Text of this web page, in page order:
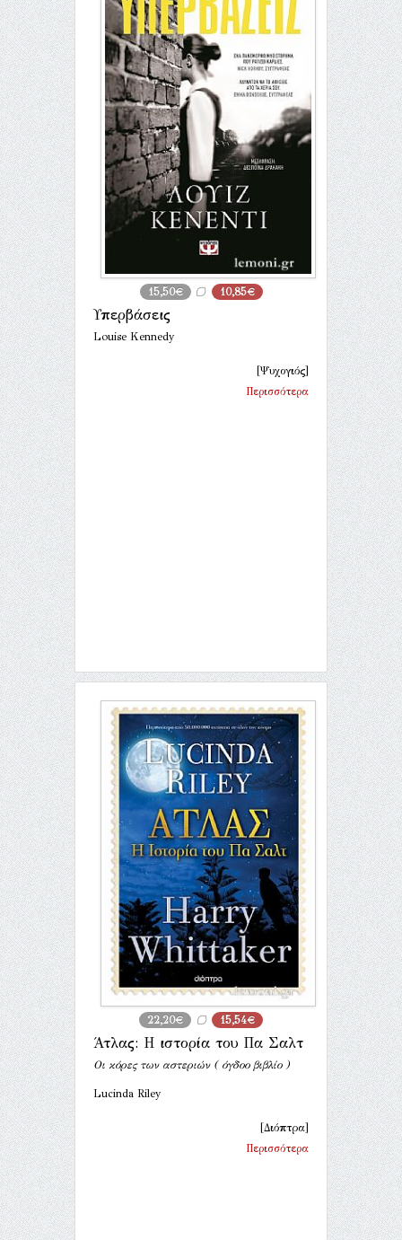
15,50€ 10,85€
Υπερβάσεις
Louise Kennedy
[Ψυχογιός]
Περισσότερα
22,20€ 15,54€
Άτλας: Η ιστορία του Πα Σαλτ
Οι κόρες των αστεριών ( όγδοο βιβλίο )
Lucinda Riley
[Διόπτρα]
Περισσότερα